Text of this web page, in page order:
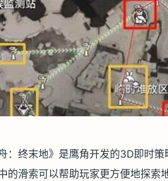
：终末地》是鹰角开发的3D即时
的滑索可以帮助玩家更方便地探索